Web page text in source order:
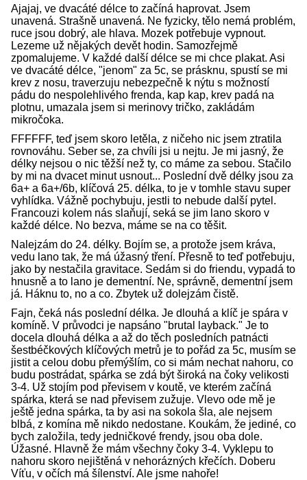
Ajajaj, ve dvacáté délce to začíná haprovat. Jsem
unavená. Strašně unavená. Ne fyzicky, tělo nemá problém,
ruce jsou dobrý, ale hlava. Mozek potřebuje vypnout.
Lezeme už nějakých devět hodin. Samozřejmě
zpomalujeme. V každé další délce se mi chce plakat. Asi
ve dvacáté délce, "jenom" za 5c, se prásknu, spustí se mi
krev z nosu, traverzuju nebezpečně k nýtu s možností
pádu do nespolehlivého frenda, kap kap, krev padá na
plotnu, umazala jsem si merinovy tričko, zakládám
mikročoka.
FFFFFF, teď jsem skoro letěla, z ničeho nic jsem ztratila
rovnováhu. Seber se, za chvíli jsi u nejtu. Je mi jasný, že
délky nejsou o nic těžší než ty, co máme za sebou. Stačilo
by mi na dvacet minut usnout... Poslední dvě délky jsou za
6a+ a 6a+/6b, klíčová 25. délka, to je v tomhle stavu super
vyhlídka. Vážně pochybuju, jestli to nebude další pytel.
Francouzi kolem nás slaňují, seká se jim lano skoro v
každé délce. No bezva, máme se na co těšit.
Nalejzám do 24. délky. Bojím se, a protože jsem kráva,
vedu lano tak, že má úžasný tření. Přesně to teď potřebuju,
jako by nestačila gravitace. Sedám si do friendu, vypadá to
hnusně a to lano je dementní. Ne, správně, dementní jsem
já. Háknu to, no a co. Zbytek už dolejzám čistě.
Fajn, čeká nás poslední délka. Je dlouhá a klíč je spára v
komíně. V průvodci je napsáno "brutal layback." Je to
docela dlouhá délka a až do těch posledních patnácti
šestbéčkových klíčových metrů je to pořád za 5c, musím se
jistit a celou dobu přemýšlím, co si mám nechat nahoru, co
budu postrádat, spárka se zdá být široká na čoky velikosti
3-4. Už stojím pod převisem v koutě, ve kterém začíná
spárka, která se nad převisem zužuje. Vlevo ode mě je
ještě jedna spárka, ta by asi na sokola šla, ale nejsem
blbá, z komína mě nikdo nedostane. Koukám, že jediné, co
bych založila, tedy jedničkové frendy, jsou oba dole.
Úžasné. Hlavně že mám všechny čoky 3-4. Vyklepu to
nahoru skoro nejištěná v nehorázných křečích. Doberu
Víťu, v očích má šílenství. Ale jsme nahoře!